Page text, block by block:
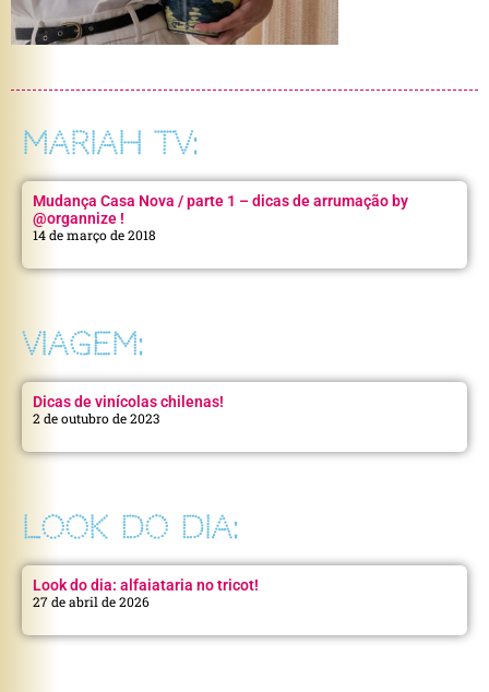
MARIAH TV:
Mudança Casa Nova / parte 1 – dicas de arrumação by
@organnize !
14 de março de 2018
VIAGEM:
Dicas de vinícolas chilenas!
2 de outubro de 2023
LOOK DO DIA:
Look do dia: alfaiataria no tricot!
27 de abril de 2026